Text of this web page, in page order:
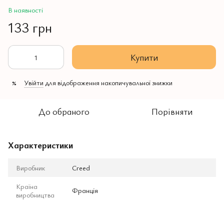
В наявності
133 грн
Купити
% Увійти для відображення накопичувальної знижки
До обраного Порівняти
Характеристики
Виробник
Creed
Країна
виробництва
Франція